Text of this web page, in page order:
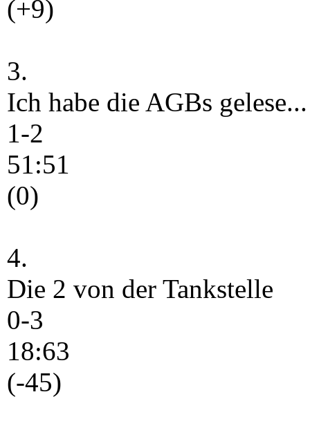
(+9)
3.
Ich habe die AGBs gelese...
1-2
51:51
(0)
4.
Die 2 von der Tankstelle
0-3
18:63
(-45)